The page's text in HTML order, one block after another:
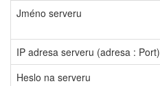
Jméno serveru
IP adresa serveru (adresa : Port)
Heslo na serveru